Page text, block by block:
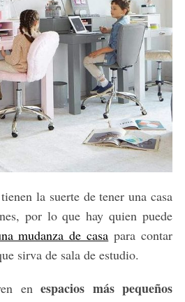
la suerte de tener una casa
por lo que hay quien puede
mudanza de casa para contar
sirva de sala de estudio.
enespacios más pequeños